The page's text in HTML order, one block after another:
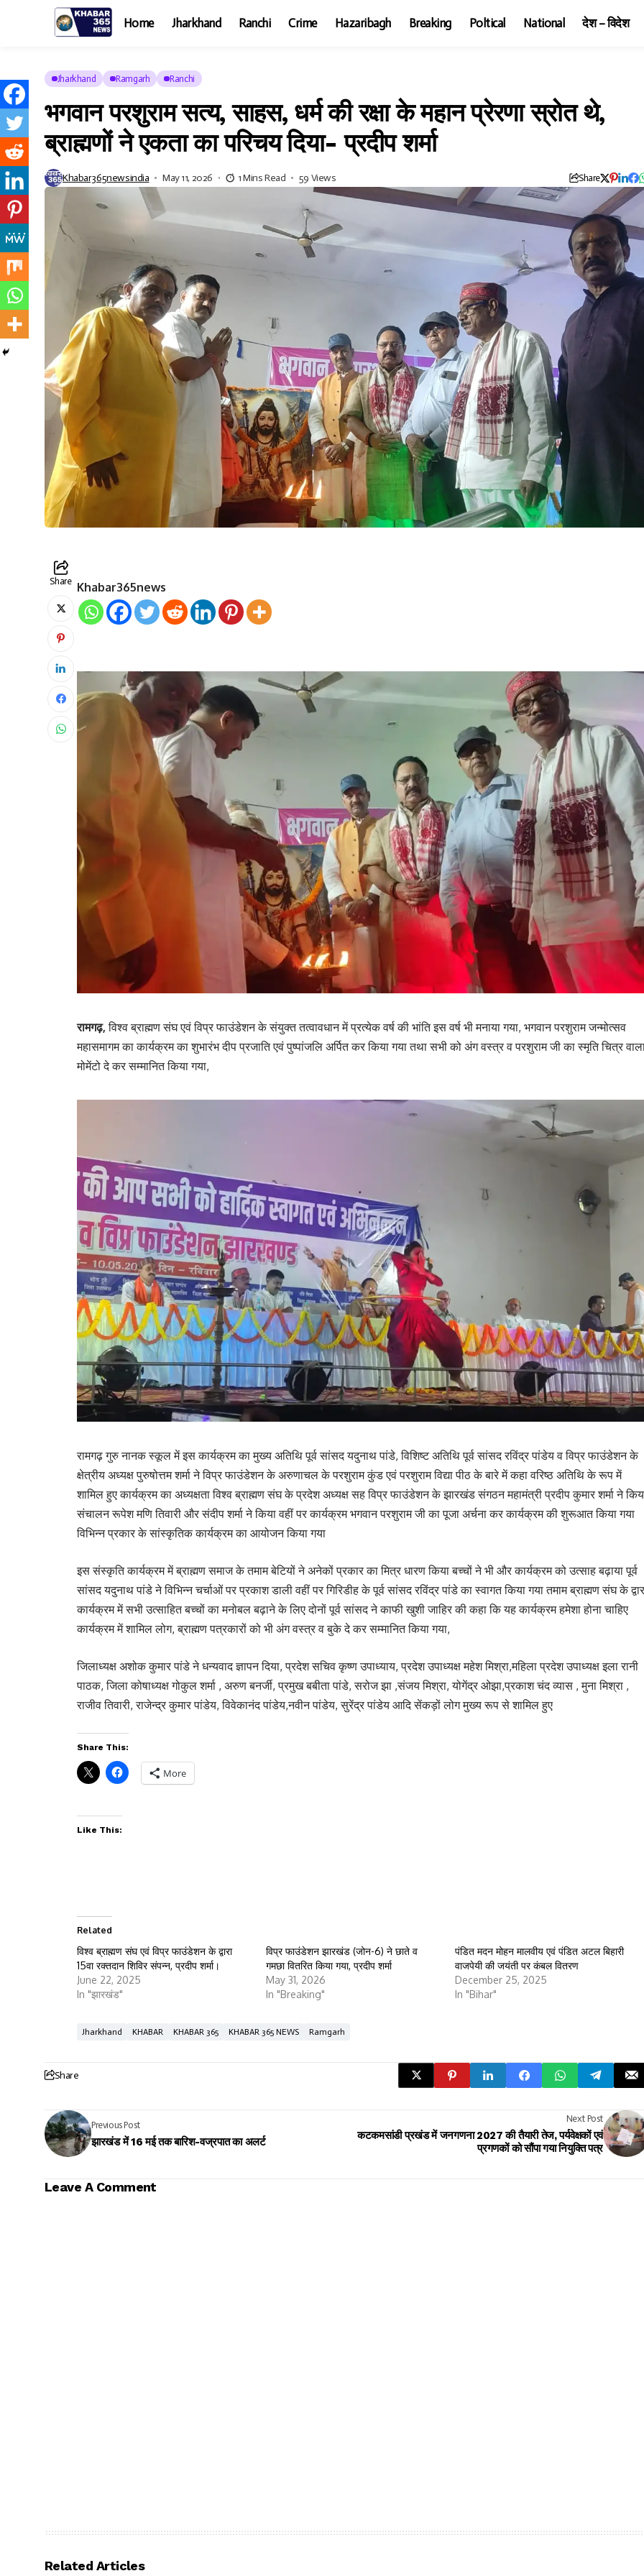
Home Jharkhand Ranchi Crime Hazaribagh Breaking Poltical National देश – विदेश
Jharkhand Ramgarh Ranchi
भगवान परशुराम सत्य, साहस, धर्म की रक्षा के महान प्रेरणा स्रोत थे,
ब्राह्मणों ने एकता का परिचय दिया- प्रदीप शर्मा
Khabar365newsindia May 11, 2026 1 Mins Read 59 Views Share
Share Khabar365news
रामगढ़,विश्व ब्राह्मण संघ एवं विप्र फाउंडेशन के संयुक्त तत्वावधान में प्रत्येक वर्ष की भांति इस वर्ष भी मनाया गया, भगवान परशुराम जन्मोत्सव
महासमागम का कार्यक्रम का शुभारंभ दीप प्रजाति एवं पुष्पांजलि अर्पित कर किया गया तथा सभी को अंग वस्त्र व परशुराम जी का स्मृति चित्र
मोमेंटो दे कर सम्मानित किया गया,
रामगढ़ गुरु नानक स्कूल में इस कार्यक्रम का मुख्य अतिथि पूर्व सांसद यदुनाथ पांडे, विशिष्ट अतिथि पूर्व सांसद रविंद्र पांडेय व विप्र फाउंडेशन के
क्षेत्रीय अध्यक्ष पुरुषोत्तम शर्मा ने विप्र फाउंडेशन के अरुणाचल के परशुराम कुंड एवं परशुराम विद्या पीठ के बारे में कहा वरिष्ठ अतिथि के रूप में
शामिल हुए कार्यक्रम का अध्यक्षता विश्व ब्राह्मण संघ के प्रदेश अध्यक्ष सह विप्र फाउंडेशन के झारखंड संगठन महामंत्री प्रदीप कुमार शर्मा ने
संचालन रूपेश मणि तिवारी और संदीप शर्मा ने किया वहीं पर कार्यक्रम भगवान परशुराम जी का पूजा अर्चना कर कार्यक्रम की शुरूआत किया गया
विभिन्न प्रकार के सांस्कृतिक कार्यक्रम का आयोजन किया गया
इस संस्कृति कार्यक्रम में ब्राह्मण समाज के तमाम बेटियों ने अनेकों प्रकार का मित्र धारण किया बच्चों ने भी और कार्यक्रम को उत्साह बढ़ाया पूर्व
सांसद यदुनाथ पांडे ने विभिन्न चर्चाओं पर प्रकाश डाली वहीं पर गिरिडीह के पूर्व सांसद रविंद्र पांडे का स्वागत किया गया तमाम ब्राह्मण संघ के
कार्यक्रम में सभी उत्साहित बच्चों का मनोबल बढ़ाने के लिए दोनों पूर्व सांसद ने काफी खुशी जाहिर की कहा कि यह कार्यक्रम हमेशा होना चाहिए
कार्यक्रम में शामिल लोग, ब्राह्मण पत्रकारों को भी अंग वस्त्र व बुके दे कर सम्मानित किया गया,
जिलाध्यक्ष अशोक कुमार पांडे ने धन्यवाद ज्ञापन दिया, प्रदेश सचिव कृष्ण उपाध्याय, प्रदेश उपाध्यक्ष महेश मिश्रा,महिला प्रदेश उपाध्यक्ष इला रानी
पाठक, जिला कोषाध्यक्ष गोकुल शर्मा , अरुण बनर्जी, प्रमुख बबीता पांडे, सरोज झा ,संजय मिश्रा, योगेंद्र ओझा,प्रकाश चंद व्यास , मुना मिश्रा ,
राजीव तिवारी, राजेन्द्र कुमार पांडेय, विवेकानंद पांडेय,नवीन पांडेय, सुरेंद्र पांडेय आदि सेंकड़ों लोग मुख्य रूप से शामिल हुए
Share This:
More
Like This:
Related
विश्व ब्राह्मण संघ एवं विप्र फाउंडेशन के द्वारा
15वा रक्तदान शिविर संपन्न, प्रदीप शर्मा।
June 22, 2025
In "झारखंड"
विप्र फाउंडेशन झारखंड (जोन-6) ने छाते व
गमछा वितरित किया गया, प्रदीप शर्मा
May 31, 2026
In "Breaking"
पंडित मदन मोहन मालवीय एवं पंडित अटल बिहारी
वाजपेयी की जयंती पर कंबल वितरण
December 25, 2025
In "Bihar"
Jharkhand KHABAR KHABAR 365 KHABAR 365 NEWS Ramgarh
Share
Previous Post
झारखंड में 16 मई तक बारिश-वज्रपात का अलर्ट
Next Post
कटकमसांडी प्रखंड में जनगणना 2027 की तैयारी तेज, पर्यवेक्षकों एवं
प्रगणकों को सौंपा गया नियुक्ति पत्र
Leave A Comment
Related Articles